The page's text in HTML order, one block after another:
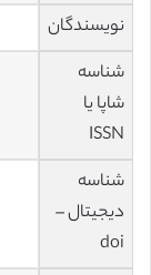
نویسندگان
شناسه
شاپا یا
ISSN
شناسه
دیجیتال –
doi